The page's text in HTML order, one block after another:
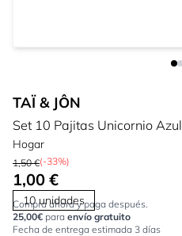
TAÏ & JÔN
Set 10 Pajitas Unicornio Azul
Hogar
1,50 €(-33%)
1,00 €
10 unidades
Compra ahora y paga después.
25,00€ para envío gratuito
Fecha de entrega estimada 3 días